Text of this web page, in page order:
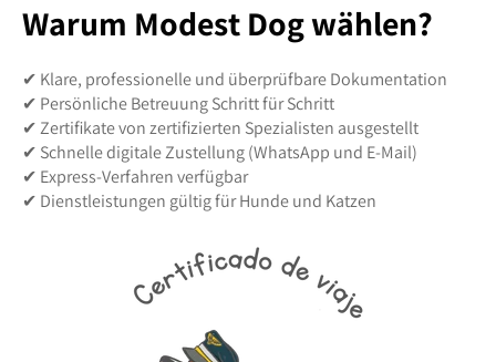
Warum Modest Dog wählen?
✔ Klare, professionelle und überprüfbare Dokumentation
✔ Persönliche Betreuung Schritt für Schritt
✔ Zertifikate von zertifizierten Spezialisten ausgestellt
✔ Schnelle digitale Zustellung (WhatsApp und E-Mail)
✔ Express-Verfahren verfügbar
✔ Dienstleistungen gültig für Hunde und Katzen